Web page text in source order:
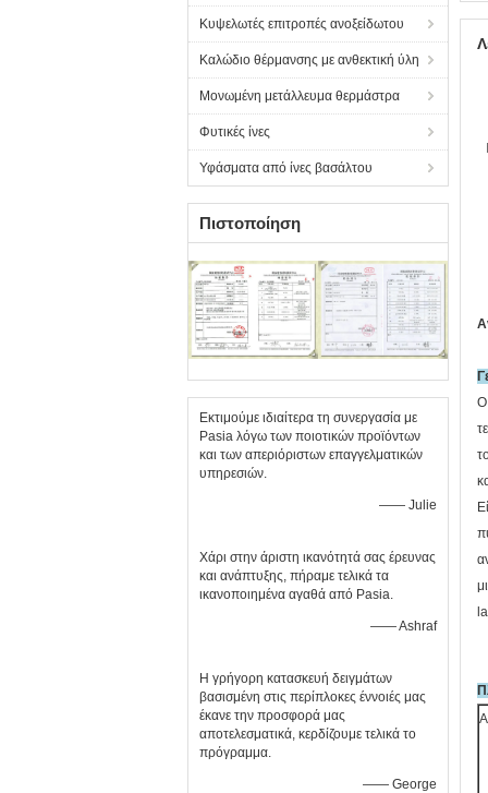
Κυψελωτές επιτροπές ανοξείδωτου
Καλώδιο θέρμανσης με ανθεκτική ύλη
Μονωμένη μετάλλευμα θερμάστρα
Φυτικές ίνες
Υφάσματα από ίνες βασάλτου
Πιστοποίηση
Εκτιμούμε ιδιαίτερα τη συνεργασία με
Pasia λόγω των ποιοτικών προϊόντων
και των απεριόριστων επαγγελματικών
υπηρεσιών.
—— Julie
Χάρι στην άριστη ικανότητά σας έρευνας
και ανάπτυξης, πήραμε τελικά τα
ικανοποιημένα αγαθά από Pasia.
—— Ashraf
Η γρήγορη κατασκευή δειγμάτων
βασισμένη στις περίπλοκες έννοιές μας
έκανε την προσφορά μας
αποτελεσματικά, κερδίζουμε τελικά το
πρόγραμμα.
—— George
Ο
Α